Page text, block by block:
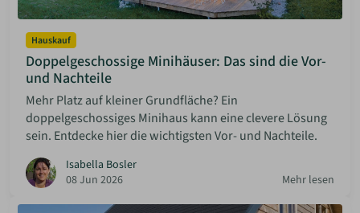
Hauskauf
Doppelgeschossige Minihäuser: Das sind die Vor-
und Nachteile
Mehr Platz auf kleiner Grundfläche? Ein
doppelgeschossiges Minihaus kann eine clevere Lösung
sein. Entdecke hier die wichtigsten Vor- und Nachteile.
Isabella Bosler
08 Jun 2026
Mehr lesen